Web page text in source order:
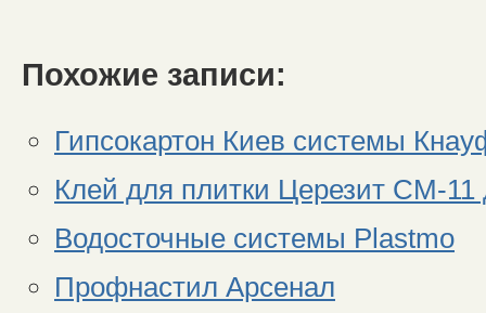
Похожие записи:
Гипсокартон Киев системы
Клей для плитки Церезит СМ-11
Водосточные системы Plastmo
Профнастил Арсенал